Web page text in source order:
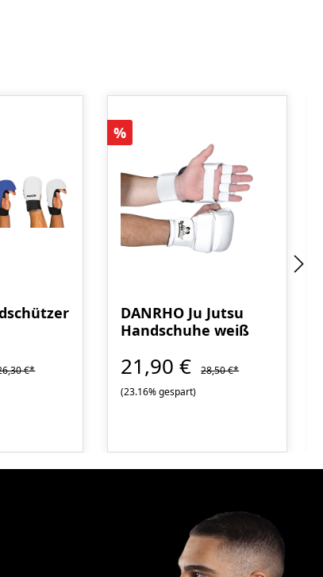
€*
Rabatt
%
DANRHO Ju Jutsu
Handschuhe weiß
21,90 €
28,50 €*
(23.16% gespart)